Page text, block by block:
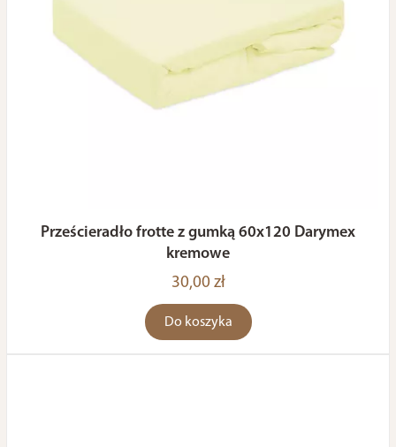
Prześcieradło frotte z gumką 60x120 Darymex
kremowe
30,00 zł
Do koszyka